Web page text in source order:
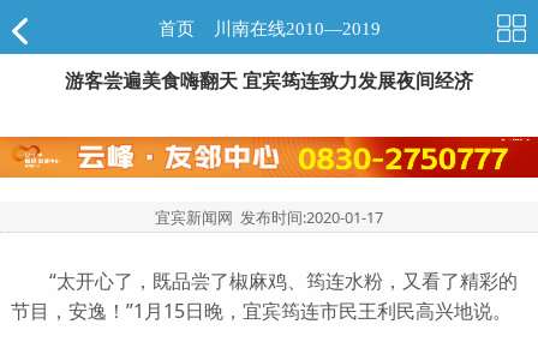
首页> 川南在线2010—2019
游客尝遍美食嗨翻天 宜宾筠连致力发展夜间经济
宜宾新闻网 发布时间:2020-01-17
“太开心了，既品尝了椒麻鸡、筠连水粉，又看了精彩的
节目，安逸！”1月15日晚，宜宾筠连市民王利民高兴地说。